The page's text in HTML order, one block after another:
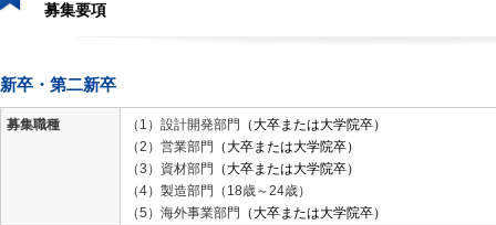
募集要項
新卒・第二新卒
募集職種 （1）設計開発部門
（大卒または大学院卒）
（2）営業部門
（大卒または大学院卒）
（3）資材部門
（大卒または大学院卒）
（4）製造部門（18歳～24歳）
（5）海外事業部門
（大卒または大学院卒）